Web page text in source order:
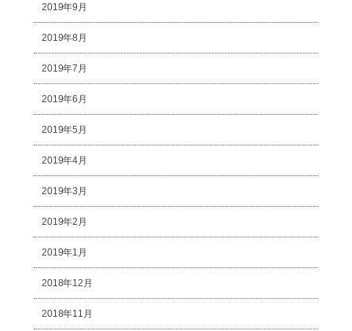
2019年9月
2019年8月
2019年7月
2019年6月
2019年5月
2019年4月
2019年3月
2019年2月
2019年1月
2018年12月
2018年11月